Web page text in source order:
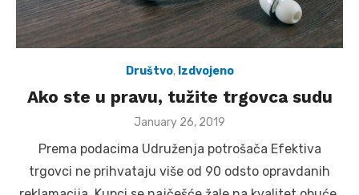
Društvo, Izdvojeno
Ako ste u pravu, tužite trgovca sudu
Posted
January 26, 2019
Prema podacima Udruženja potrošača Efektiva
trgovci ne prihvataju više od 90 odsto opravdanih